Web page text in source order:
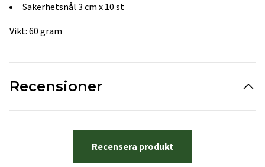
Säkerhetsnål 3 cm x 10 st
Vikt: 60 gram
Recensioner
Recensera produkt